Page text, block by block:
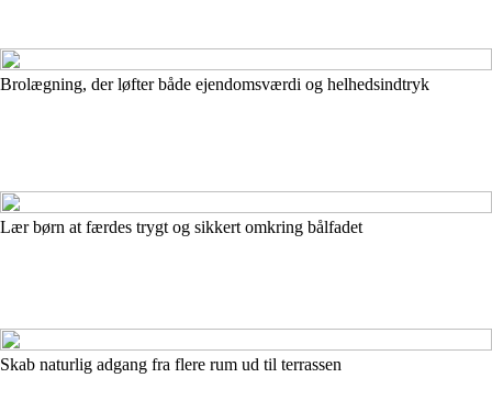
Brolægning, der løfter både ejendomsværdi og helhedsindtryk
Lær børn at færdes trygt og sikkert omkring bålfadet
Skab naturlig adgang fra flere rum ud til terrassen